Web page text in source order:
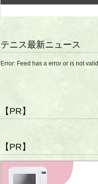
テニス最新ニュース
Error: Feed has a error or is not valid
【PR】
【PR】